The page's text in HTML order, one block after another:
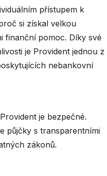
přístupem k
si získal velkou
finanční pomoc. Díky své
je Provident jednou z
nebankovní
je bezpečné.
půjčky s transparentními
zákonů.